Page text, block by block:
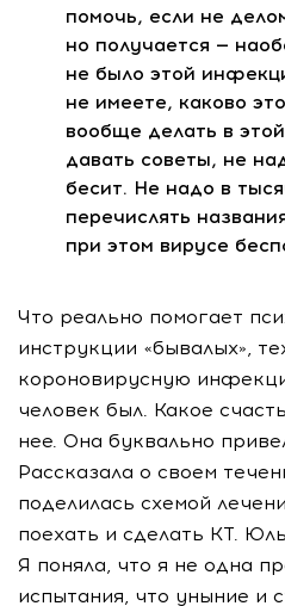
помочь, если не
но получается —
не было этой
не имеете, каково
вообще делать в
давать советы, не
бесит. Не надо в
перечислять
при этом вирусе
Что реально помогает
инструкции «бывалых»,
короновирусную
человек был. Какое
нее. Она буквально
Рассказала о своем
поделилась схемой
поехать и сделать КТ.
Я поняла, что я не одна
испытания, что уныние и